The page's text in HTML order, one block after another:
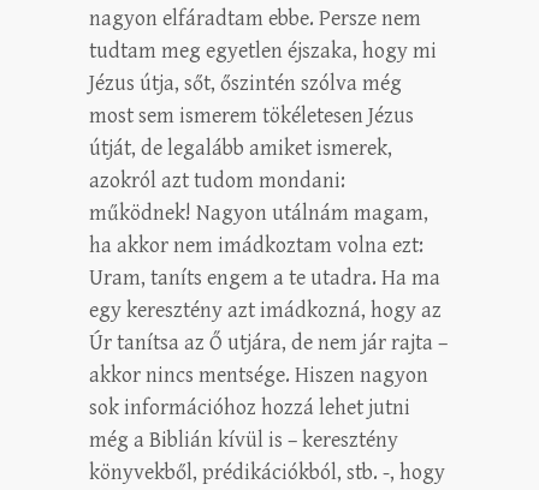
nagyon elfáradtam ebbe. Persze nem
tudtam meg egyetlen éjszaka, hogy mi
Jézus útja, sőt, őszintén szólva még
most sem ismerem tökéletesen Jézus
útját, de legalább amiket ismerek,
azokról azt tudom mondani:
működnek! Nagyon utálnám magam,
ha akkor nem imádkoztam volna ezt:
Uram, taníts engem a te utadra. Ha ma
egy keresztény azt imádkozná, hogy az
Úr tanítsa az Ő utjára, de nem jár rajta –
akkor nincs mentsége. Hiszen nagyon
sok információhoz hozzá lehet jutni
még a Biblián kívül is – keresztény
könyvekből, prédikációkból, stb. -, hogy